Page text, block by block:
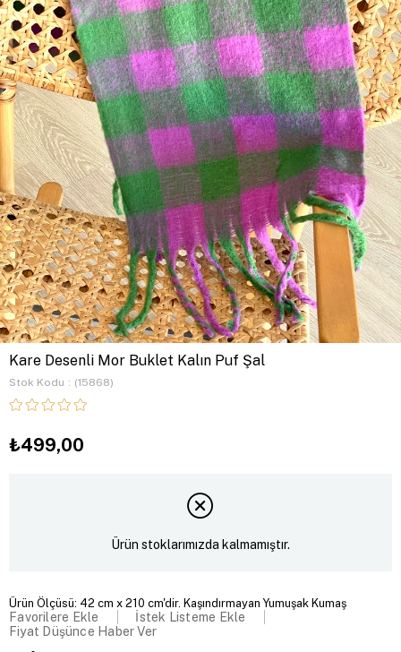
Kare Desenli Mor Buklet Kalın Puf Şal
Stok Kodu (15868)
₺499,00
Ürün stoklarımızda kalmamıştır.
Ürün Ölçüsü: 42 cm x 210 cm'dir. Kaşındırmayan Yumuşak Kumaş
Favorilere Ekle
İstek Listeme Ekle
Fiyat Düşünce Haber Ver